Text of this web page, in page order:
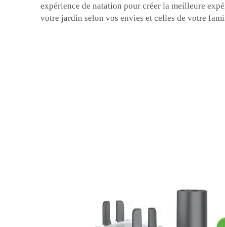
expérience de natation pour créer la meilleure
votre jardin selon vos envies et celles de votre